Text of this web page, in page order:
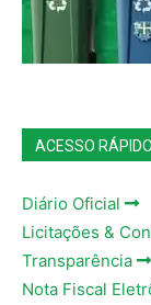
ACESSO RÁPIDO
Diário Oficial
Licitações &
Transparência
Nota Fiscal